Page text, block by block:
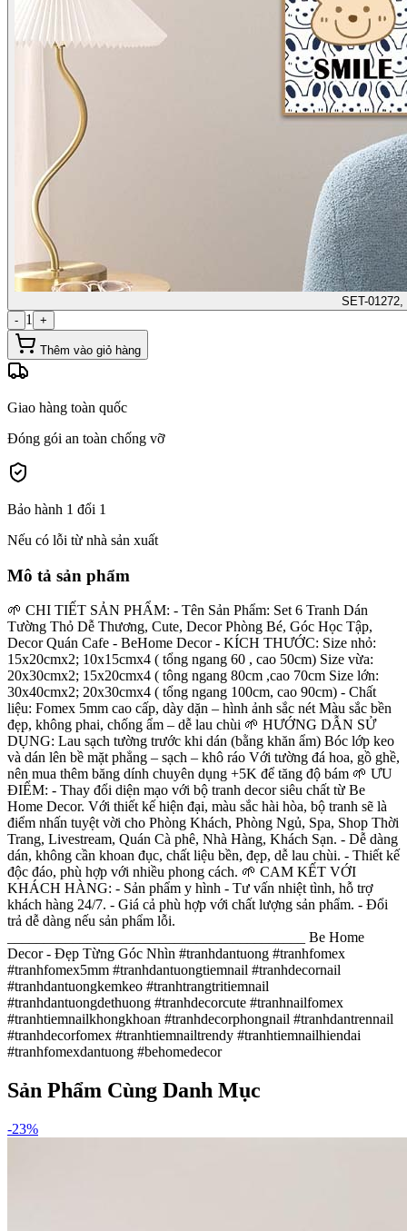
SET-
- 1 +
Thêm vào giỏ hàng
Giao hàng toàn quốc
Đóng gói an toàn chống vỡ
Bảo hành 1 đổi 1
Nếu có lỗi từ nhà sản xuất
Mô tả sản phẩm
🌱 CHI TIẾT SẢN PHẨM: - Tên Sản Phẩm: Set 6 Tranh Dán
Tường Thỏ Dễ Thương, Cute, Decor Phòng Bé, Góc Học Tập,
Decor Quán Cafe - BeHome Decor - KÍCH THƯỚC: Size nhỏ:
15x20cmx2; 10x15cmx4 ( tổng ngang 60 , cao 50cm) Size vừa:
20x30cmx2; 15x20cmx4 ( tông ngang 80cm ,cao 70cm Size lớn:
30x40cmx2; 20x30cmx4 ( tổng ngang 100cm, cao 90cm) - Chất
liệu: Fomex 5mm cao cấp, dày dặn – hình ảnh sắc nét Màu sắc bền
đẹp, không phai, chống ẩm – dễ lau chùi 🌱 HƯỚNG DẪN SỬ
DỤNG: Lau sạch tường trước khi dán (bằng khăn ẩm) Bóc lớp keo
và dán lên bề mặt phẳng – sạch – khô ráo Với tường đá hoa, gồ ghề,
nên mua thêm băng dính chuyên dụng +5K để tăng độ bám 🌱 ƯU
ĐIỂM: - Thay đổi diện mạo với bộ tranh decor siêu chất từ Be
Home Decor. Với thiết kế hiện đại, màu sắc hài hòa, bộ tranh sẽ là
điểm nhấn tuyệt vời cho Phòng Khách, Phòng Ngủ, Spa, Shop Thời
Trang, Livestream, Quán Cà phê, Nhà Hàng, Khách Sạn. - Dễ dàng
dán, không cần khoan đục, chất liệu bền, đẹp, dễ lau chùi. - Thiết kế
độc đáo, phù hợp với nhiều phong cách. 🌱 CAM KẾT VỚI
KHÁCH HÀNG: - Sản phẩm y hình - Tư vấn nhiệt tình, hỗ trợ
khách hàng 24/7. - Giá cả phù hợp với chất lượng sản phẩm. - Đổi
trả dễ dàng nếu sản phẩm lỗi.
_________________________________________ Be Home
Decor - Đẹp Từng Góc Nhìn #tranhdantuong #tranhfomex
#tranhfomex5mm #tranhdantuongtiemnail #tranhdecornail
#tranhdantuongkemkeo #tranhtrangtritiemnail
#tranhdantuongdethuong #tranhdecorcute #tranhnailfomex
#tranhtiemnailkhongkhoan #tranhdecorphongnail #tranhdantrennail
#tranhdecorfomex #tranhtiemnailtrendy #tranhtiemnailhiendai
#tranhfomexdantuong #behomedecor
Sản Phẩm Cùng Danh Mục
-23%